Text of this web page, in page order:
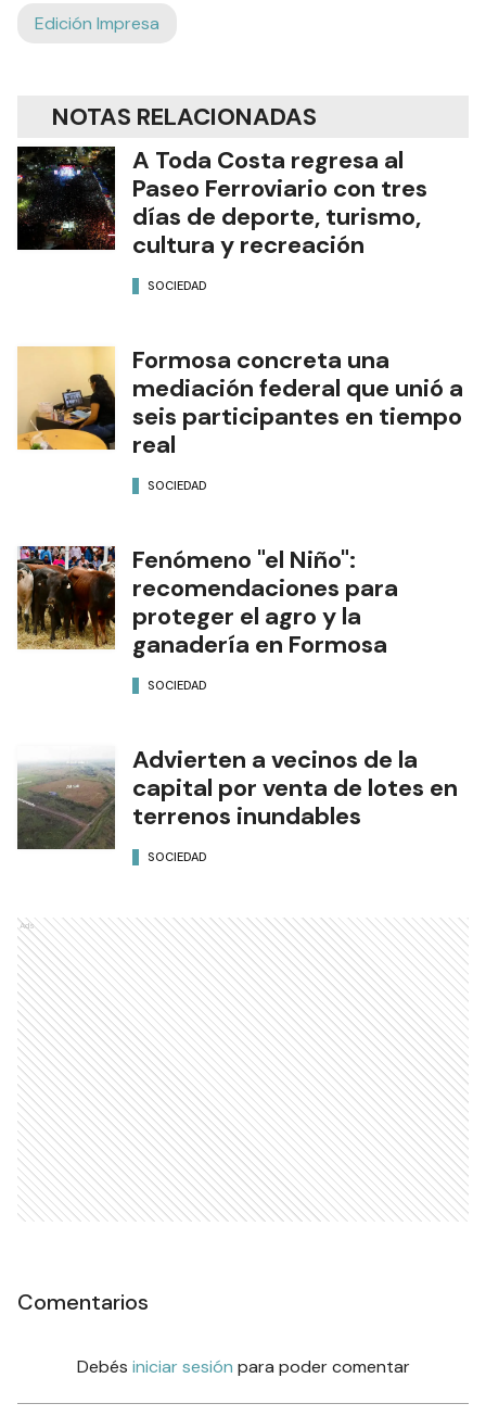
Edición Impresa
NOTAS RELACIONADAS
A Toda Costa regresa al
Paseo Ferroviario con tres
días de deporte, turismo,
cultura y recreación
SOCIEDAD
Formosa concreta una
mediación federal que unió a
seis participantes en tiempo
real
SOCIEDAD
Fenómeno "el Niño":
recomendaciones para
proteger el agro y la
ganadería en Formosa
SOCIEDAD
Advierten a vecinos de la
capital por venta de lotes en
terrenos inundables
SOCIEDAD
Ads
Comentarios
Debés iniciar sesión para poder comentar